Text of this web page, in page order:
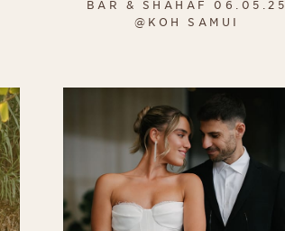
BAR & SHAHAF 06.05.25
@KOH SAMUI